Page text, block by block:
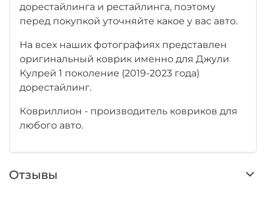
дорестайлинга и рестайлинга, поэтому
перед покупкой уточняйте какое у вас авто.
На всех наших фотографиях представлен
оригинальный коврик именно для Джули
Кулрей 1 поколение (2019-2023 года)
дорестайлинг.
Ковриллион - производитель ковриков для
любого авто.
Отзывы